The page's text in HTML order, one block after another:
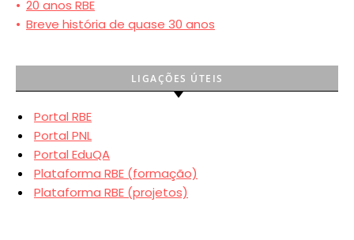
• 20 anos RBE
• Breve história de quase 30 anos
LIGAÇÕES ÚTEIS
Portal RBE
Portal PNL
Portal EduQA
Plataforma RBE (formação)
Plataforma RBE (projetos)